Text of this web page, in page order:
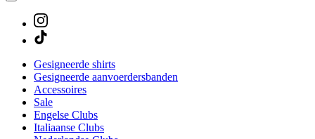
Gesigneerde shirts
Gesigneerde aanvoerdersbanden
Accessoires
Sale
Engelse Clubs
Italiaanse Clubs